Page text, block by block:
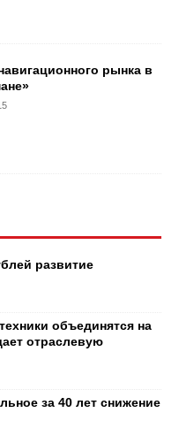
рынка в
развитие
объединятся на
отраслевую
за 40 лет снижение